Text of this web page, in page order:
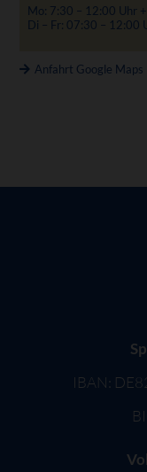
Mo: 7:30 – 12:00 Uhr
Di – Fr: 07:30 – 12:00
Anfahrt Google Maps
IBAN: